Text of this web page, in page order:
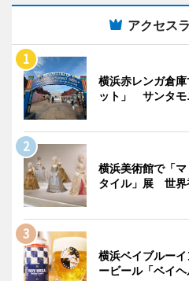
アクセス
横浜赤レンガ倉
ット」 サンタ
横浜美術館で「
タイル」展 世界
横浜ベイブルー
ービール「ベイヘ